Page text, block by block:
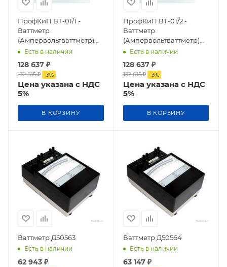
ПрофКиП ВТ-01/1 -
Ваттметр
(Ампервольтваттметр)
Лабораторный
Точности 0,1
Есть в наличии
128 637 ₽
132 615₽ -3%
Цена указана с НДС
5%
В КОРЗИНУ
ПрофКиП ВТ-01/2 -
Ваттметр
(Ампервольтваттметр)
Лабораторный
Точности 0,1
Есть в наличии
128 637₽
132 615₽ -3%
Цена указана с НДС
5%
В КОРЗИНУ
Ваттметр Д50563
Есть в наличии
62 943 ₽
Ваттметр Д50564
Есть в наличии
63 147₽